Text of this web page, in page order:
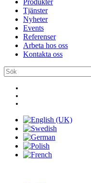
Produkter
Tjänster
Nyheter
Events
Referenser
Arbeta hos oss
Kontakta oss